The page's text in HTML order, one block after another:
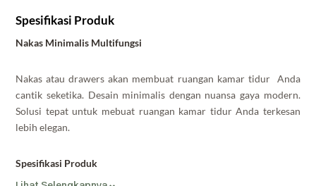
Spesifikasi Produk
Nakas Minimalis Multifungsi
Nakas atau drawers akan membuat ruangan kamar tidur Anda
cantik seketika. Desain minimalis dengan nuansa gaya modern.
Solusi tepat untuk mebuat ruangan kamar tidur Anda terkesan
lebih elegan.
Spesifikasi Produk